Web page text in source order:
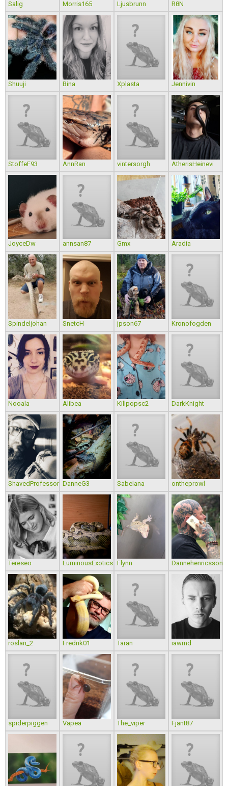
Salig Morris165 Ljusbrunn R8N
Shuuji Bina Xplasta Jennivin
StoffeF93 AnnRan vintersorgh AtherisHeinevi
JoyceDw annsan87 Gmx Aradia
Spindeljohan SnetcH jpson67 Kronofogden
Nooala Alibea Killpopsc2 DarkKnight
ShavedProfessor DanneG3 Sabelana ontheprowl
Tereseo LuminousExotics Flynn Dannehenricsson
roslan_2 Fredrik01 Taran iawmd
spiderpiggen Vapea The_viper Fjant87